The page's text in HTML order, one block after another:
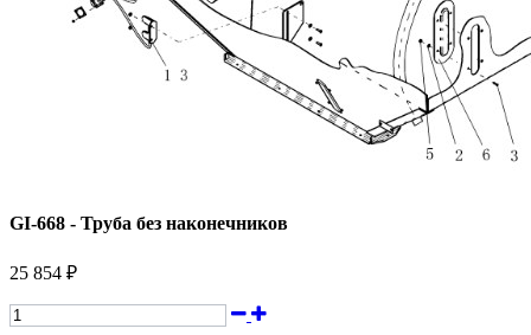
GI-668 - Труба без наконечников
25 854 ₽